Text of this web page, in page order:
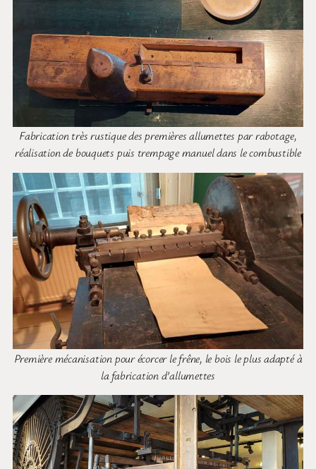
Fabrication très rustique des premières allumettes par rabotage,
réalisation de bouquets puis trempage manuel dans le combustible
Première mécanisation pour écorcer le frêne, le bois le plus adapté à
la fabrication d’allumettes